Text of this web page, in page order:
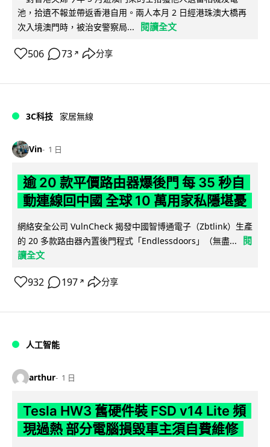
池，拾遺不報並帶返香港自用。兩人本月 2 日經港珠澳大橋再
次入境澳門時，被治安警察局...
閱讀全文
506 73 ↗ 分享
3C科技 家居無線
Vin 1 日
逾 20 款平價路由器爆後門 每 35 秒自
動連線回中國 全球 10 萬用家私隱堪憂
網絡安全公司 VulnCheck 揭發中國智博通電子（Zbtlink）生產
的 20 多款路由器內置後門程式「Endlessdoors」（無盡...
閱
讀全文
932 197 ↗ 分享
人工智能
arthur 1 日
Tesla HW3 舊硬件裝 FSD v14 Lite 頻
現過熱 部分電腦損毀車主須自費維修